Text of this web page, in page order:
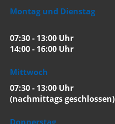
Montag und Dienstag
07:30 - 13:00 Uhr
14:00 - 16:00 Uhr
Mittwoch
07:30 - 13:00 Uhr
(nachmittags geschlossen)